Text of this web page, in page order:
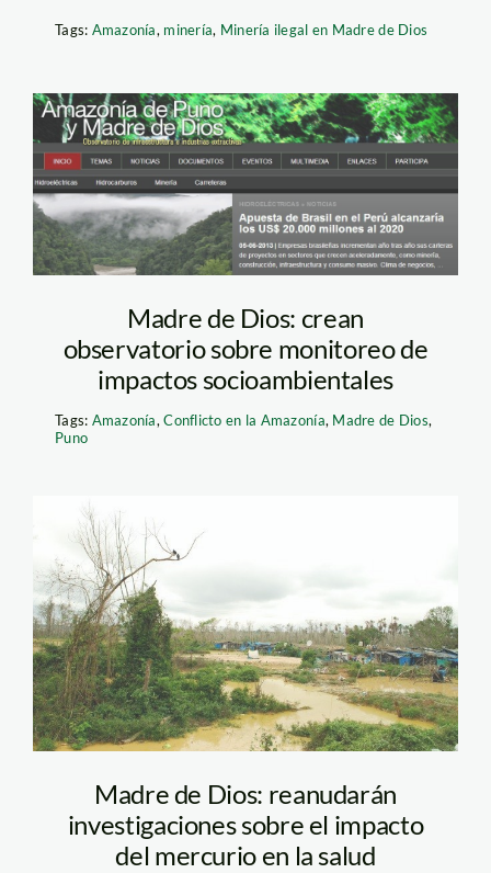
Tags: Amazonía, minería, Minería ilegal en Madre de Dios
observatorio
Madre de Dios: crean
observatorio sobre monitoreo de
impactos socioambientales
Tags: Amazonía,Conflicto en la Amazonía, Madre de Dios,
Puno
la pampa_mineria
informal_SDPA
Madre de Dios: reanudarán
investigaciones sobre el impacto
del mercurio en la salud